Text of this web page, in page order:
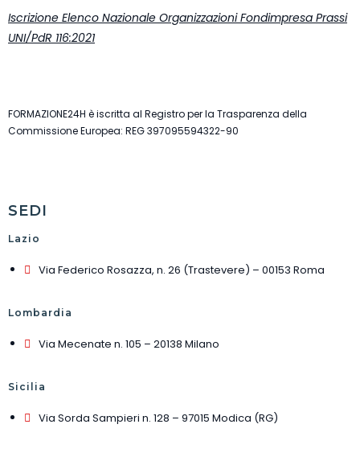
Iscrizione Elenco Nazionale Organizzazioni Fondimpresa Prassi
UNI/PdR 116:2021
FORMAZIONE24H è iscritta al Registro per la Trasparenza della
Commissione Europea: REG 397095594322-90
SEDI
Lazio
Via Federico Rosazza, n. 26 (Trastevere) – 00153 Roma
Lombardia
Via Mecenate n. 105 – 20138 Milano
Sicilia
Via Sorda Sampieri n. 128 – 97015 Modica (RG)